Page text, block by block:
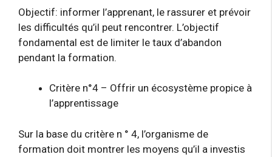
Objectif: informer l’apprenant, le rassurer et prévoir
les difficultés qu’il peut rencontrer. L’objectif
fondamental est de limiter le taux d’abandon
pendant la formation.
Critère n°4 – Offrir un écosystème propice à
l’apprentissage
Sur la base du critère n ° 4, l’organisme de
formation doit montrer les moyens qu’il a investis